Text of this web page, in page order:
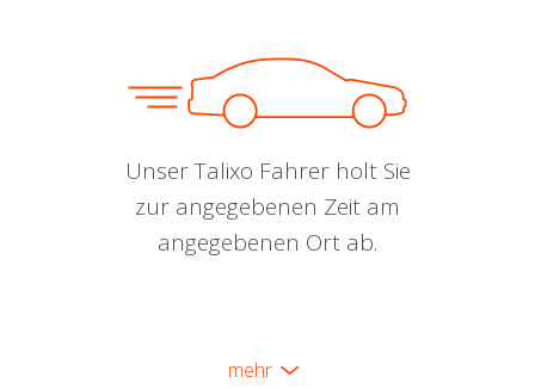
Unser Talixo Fahrer holt Sie
zur angegebenen Zeit am
angegebenen Ort ab.
mehr